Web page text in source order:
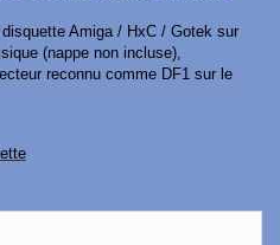
Amiga / HxC / Gotek sur
(nappe non incluse),
reconnu comme DF1 sur le